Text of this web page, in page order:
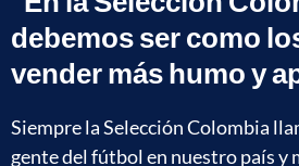
debemos ser como
vender más humo y
Siempre la Selección Colombia
gente del fútbol en nuestro país y